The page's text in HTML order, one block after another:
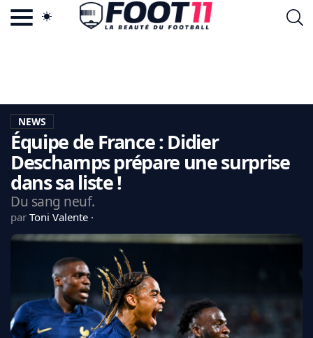
LA CHARTE
VIE PRIVÉE
CGU
CONTACTEZ-NOUS
CDM 2026
LIGUE 1
REAL MADRID
FC BARCELONE
NEWS
Équipe de France : Didier
Deschamps prépare une surprise
dans sa liste !
Du sang neuf.
par Toni Valente